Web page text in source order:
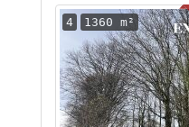
4 1360 m²